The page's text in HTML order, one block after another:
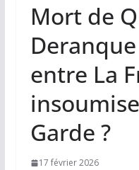
Mort de
entre La
Garde ?
17 février 2026